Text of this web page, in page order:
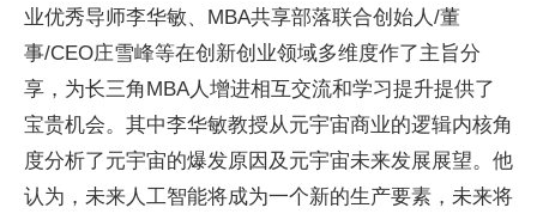
业优秀导师李华敏、MBA共享部落联合创始人/董
事/CEO庄雪峰等在创新创业领域多维度作了主旨分
享，为长三角MBA人增进相互交流和学习提升提供了
宝贵机会。其中李华敏教授从元宇宙商业的逻辑内核角
度分析了元宇宙的爆发原因及元宇宙未来发展展望。他
认为，未来人工智能将成为一个新的生产要素，未来将